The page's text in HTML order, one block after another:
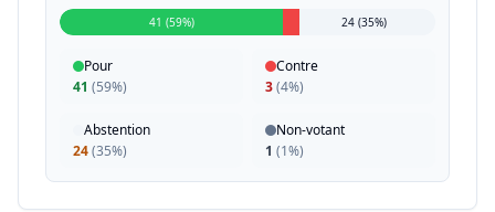
41 (59%) 24 (35%)
Pour
41 (59%)
Contre
3(4%)
Abstention
24(35%)
Non-votant
1 (1%)